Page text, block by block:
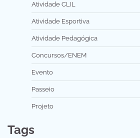
Atividade CLIL
Atividade Esportiva
Atividade Pedagógica
Concursos/ENEM
Evento
Passeio
Projeto
Tags